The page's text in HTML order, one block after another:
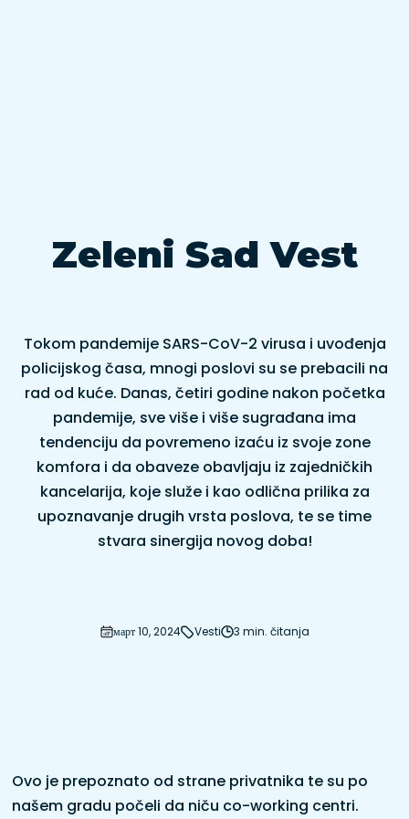
Zeleni Sad Vest
Tokom pandemije SARS-CoV-2 virusa i uvođenja
policijskog časa, mnogi poslovi su se prebacili na
rad od kuće. Danas, četiri godine nakon početka
pandemije, sve više i više sugrađana ima
tendenciju da povremeno izaću iz svoje zone
komfora i da obaveze obavljaju iz zajedničkih
kancelarija, koje služe i kao odlična prilika za
upoznavanje drugih vrsta poslova, te se time
stvara sinergija novog doba!
март 10, 2024 Vesti 3 min. čitanja
Ovo je prepoznato od strane privatnika te su po
našem gradu počeli da niču co-working centri.